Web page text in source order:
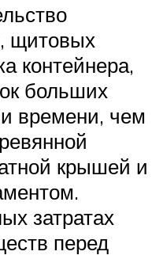
щитовых
контейнера,
больших
времени, чем
крышей и
затратах
перед